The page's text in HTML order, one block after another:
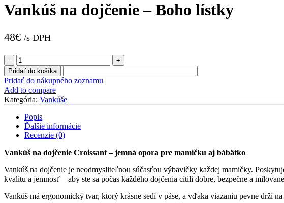
Vankúš na dojčenie – Boho lístky
48€ /s DPH
množstvo
Vankúš
na
dojčenie
-
Boho
lístky
Pridať do košíka
Pridať do nákupného zoznamu
Add to compare
Kategória: Vankúše
Popis
Ďalšie informácie
Recenzie (0)
Vankúš na dojčenie Croissant – jemná opora pre mamičku aj bábätko
Vankúš na dojčenie je neodmysliteľnou súčasťou výbavičky každej mamičky.
kvalitu a jemnosť – aby ste sa počas každého dojčenia cítili dobre, bezpečne a
Vankúš má ergonomický tvar, ktorý krásne sedí v páse, a vďaka viazaniu pevne drží